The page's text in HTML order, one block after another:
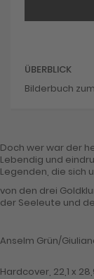
ÜBERBLICK
Bilderbuch
Doch wer war der
Lebendig und
Legenden, die sich
von den drei
der Seeleute und
Anselm Grün/
Hardcover, 22,1 x